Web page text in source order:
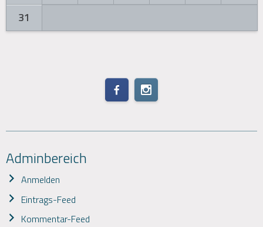
31
Adminbereich
Anmelden
Eintrags-Feed
Kommentar-Feed